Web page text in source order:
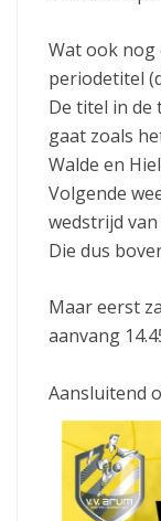
Wat ook nog
periodetitel
De titel in de
gaat zoals
Walde en
Volgende
wedstrijd
Die dus
Maar eerst
aanvang
Aansluitend